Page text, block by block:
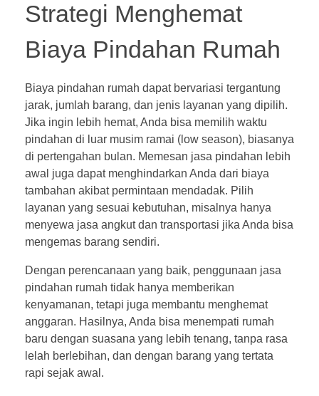
Strategi Menghemat
Biaya Pindahan Rumah
Biaya pindahan rumah dapat bervariasi tergantung
jarak, jumlah barang, dan jenis layanan yang dipilih.
Jika ingin lebih hemat, Anda bisa memilih waktu
pindahan di luar musim ramai (low season), biasanya
di pertengahan bulan. Memesan jasa pindahan lebih
awal juga dapat menghindarkan Anda dari biaya
tambahan akibat permintaan mendadak. Pilih
layanan yang sesuai kebutuhan, misalnya hanya
menyewa jasa angkut dan transportasi jika Anda bisa
mengemas barang sendiri.
Dengan perencanaan yang baik, penggunaan jasa
pindahan rumah tidak hanya memberikan
kenyamanan, tetapi juga membantu menghemat
anggaran. Hasilnya, Anda bisa menempati rumah
baru dengan suasana yang lebih tenang, tanpa rasa
lelah berlebihan, dan dengan barang yang tertata
rapi sejak awal.